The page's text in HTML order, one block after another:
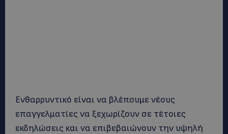
Ενθαρρυντικό είναι να βλέπουμε νέους
επαγγελματίες να ξεχωρίζουν σε τέτοιες
εκδηλώσεις και να επιβεβαιώνουν την υψηλή